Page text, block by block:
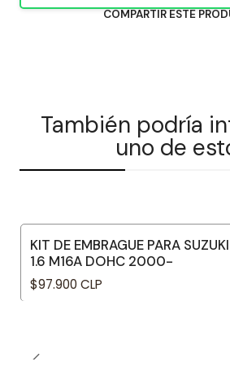
COMPARTIR ESTE
También podría
uno de
KIT DE EMBRAGUE PARA
1.6 M16A DOHC 2000-
$97.900 CLP